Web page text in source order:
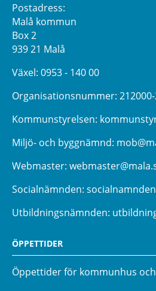
Postadress:
Malå kommun
Box 2
939 21 Malå
Växel: 0953 - 140 00
Organisationsnummer:
Kommunstyrelsen:
Miljö- och byggnämnd:
Webmaster:
Socialnämnden:
Utbildningsnämnden:
ÖPPETTIDER
Öppettider för kommunhus